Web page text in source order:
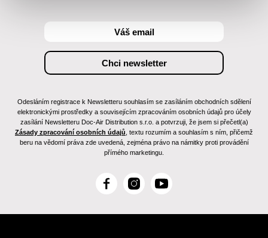
Odesláním registrace k Newsletteru souhlasím se zasíláním obchodních sdělení
elektronickými prostředky a souvisejícím zpracováním osobních údajů pro účely
zasílání Newsletteru Doc-Air Distribution s.r.o. a potvrzuji, že jsem si přečetl(a)
Zásady zpracování osobních údajů , textu rozumím a souhlasím s ním, přičemž
beru na vědomí práva zde uvedená, zejména právo na námitky proti provádění
přímého marketingu.
F
c
I
s
Y
u